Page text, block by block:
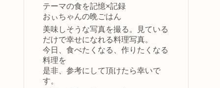
テーマの食を記憶×記録
おぃちゃんの晩ごはん
美味しそうな写真を撮る。見ている
だけで幸せになれる料理写真。
今日、食べたくなる、作りたくなる
料理を
是非、参考にして頂けたら幸いで
す。